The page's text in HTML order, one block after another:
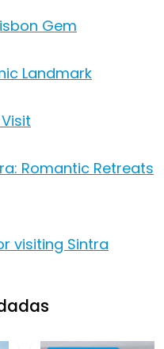
Gem
Landmark
Romantic Retreats
visiting Sintra